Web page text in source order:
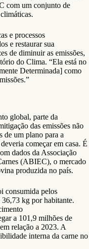
com um conjunto de
e processos
e restaurar sua
de diminuir as emissões,
do Clima. “Ela está no
Determinada] como
emissões.”
global, parte da
das emissões não
de um plano para a
começar em casa. É
dados da Associação
(ABIEC), o mercado
produzida no país.
consumida pelos
kg por habitante.
a 101,9 milhões de
relação a 2023. A
interna da carne no